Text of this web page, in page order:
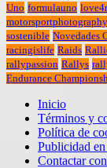
Uno formulauno
motorsportphotography
sostenible Novedades
racingislife Raids
rallypassion Rallys
Endurance
Inicio
Términos y
Política de
Publicidad
Contactar